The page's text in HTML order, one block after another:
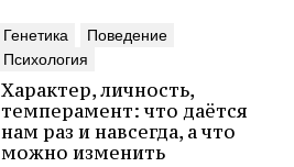
Генетика
Поведение
Психология
Характер, личность,
темперамент: что даётся
нам раз и навсегда, а что
можно изменить